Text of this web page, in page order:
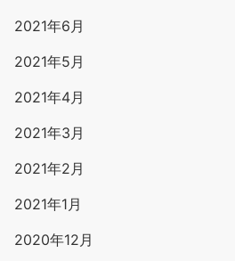
2021年6月
2021年5月
2021年4月
2021年3月
2021年2月
2021年1月
2020年12月